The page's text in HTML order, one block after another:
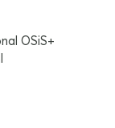
OSiS+